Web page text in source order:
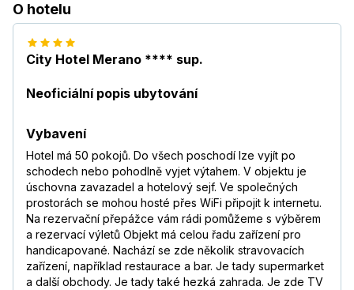
O hotelu
City Hotel Merano **** sup.
Neoficiální popis ubytování
Vybavení
Hotel má 50 pokojů. Do všech poschodí lze vyjít po
schodech nebo pohodlně vyjet výtahem. V objektu je
úschovna zavazadel a hotelový sejf. Ve společných
prostorách se mohou hosté přes WiFi připojit k internetu.
Na rezervační přepážce vám rádi pomůžeme s výběrem
a rezervací výletů Objekt má celou řadu zařízení pro
handicapované. Nachází se zde několik stravovacích
zařízení, například restaurace a bar. Je tady supermarket
a další obchody. Je tady také hezká zahrada. Je zde TV